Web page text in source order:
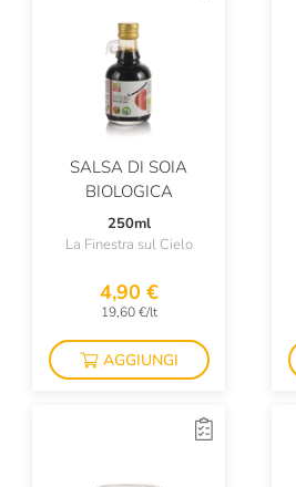
SALSA DI SOIA
BIOLOGICA
250ml
La Finestra sul Cielo
4,90 €
19,60 €/lt
AGGIUNGI